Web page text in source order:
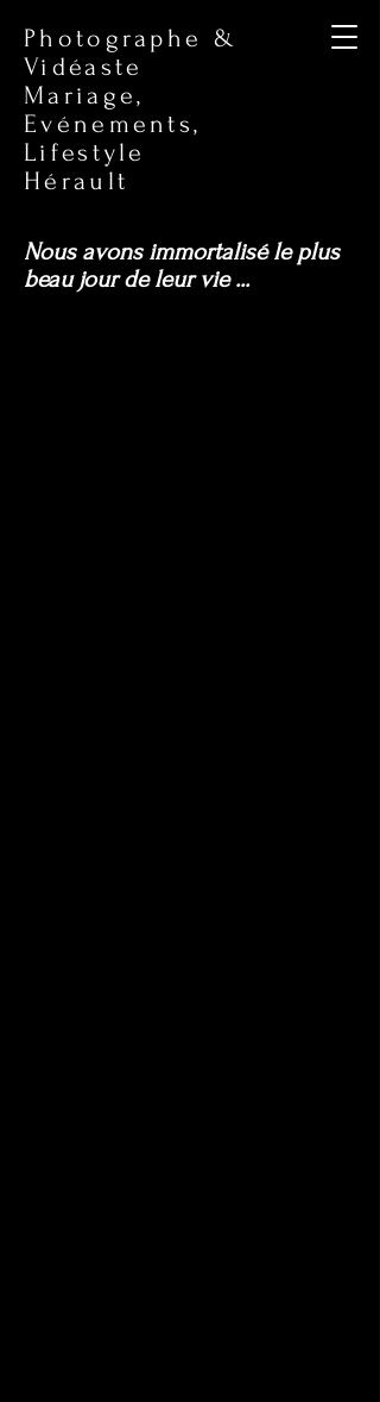
Photographe &
Vidéaste
Mariage,
Evénements,
Lifestyle
Hérault
Nous avons immortalisé le plus
beau jour de leur vie ...